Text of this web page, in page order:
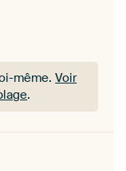
même.Voir
.
même.Voir